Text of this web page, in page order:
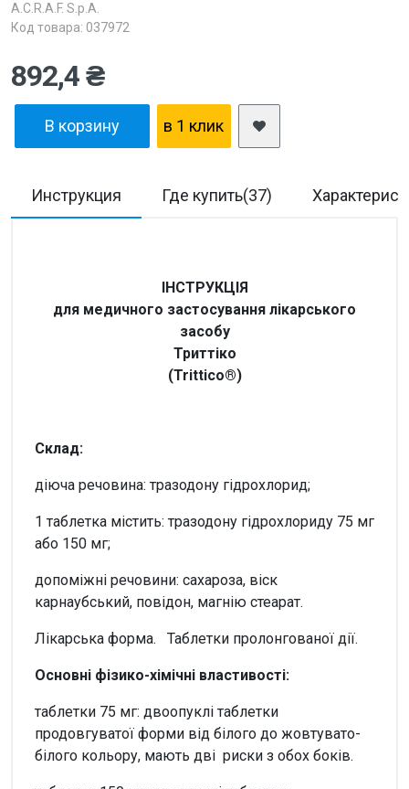
A.C.R.A.F. S.p.A.
Код товара: 037972
892,4 ₴
В корзину в 1 клик
Инструкция Где купить(37)
ІНСТРУКЦІЯ
для медичного застосування лікарського
засобу
Триттіко
(Trittico®)
Склад:
діюча речовина: тразодону гідрохлорид;
1 таблетка містить: тразодону гідрохлориду 75 мг
або 150 мг;
допоміжні речовини: сахароза, віск
карнаубський, повідон, магнію стеарат.
Лікарська форма. Таблетки пролонгованої дії.
Основні фізико-хімічні властивості:
таблетки 75 мг: двоопуклі таблетки
продовгуватої форми від білого до жовтувато-
білого кольору, мають дві риски з обох боків.